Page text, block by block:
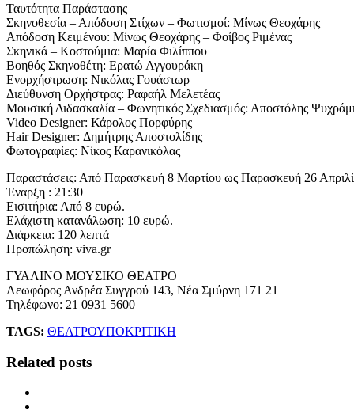
Ταυτότητα Παράστασης
Σκηνοθεσία – Απόδοση Στίχων – Φωτισμοί: Μίνως Θεοχάρης
Απόδοση Κειμένου: Μίνως Θεοχάρης – Φοίβος Ριμένας
Σκηνικά – Κοστούμια: Μαρία Φιλίππου
Βοηθός Σκηνοθέτη: Ερατώ Αγγουράκη
Ενορχήστρωση: Νικόλας Γουάστωρ
Διεύθυνση Ορχήστρας: Ραφαήλ Μελετέας
Μουσική Διδασκαλία – Φωνητικός Σχεδιασμός: Αποστόλης
Video Designer: Κάρολος Πορφύρης
Hair Designer: Δημήτρης Αποστολίδης
Φωτογραφίες: Νίκος Καρανικόλας
Παραστάσεις: Από Παρασκευή 8 Μαρτίου ως Παρασκευή 26
Έναρξη : 21:30
Εισιτήρια: Από 8 ευρώ.
Ελάχιστη κατανάλωση: 10 ευρώ.
Διάρκεια: 120 λεπτά
Προπώληση: viva.gr
ΓΥΑΛΙΝΟ ΜΟΥΣΙΚΟ ΘΕΑΤΡΟ
Λεωφόρος Ανδρέα Συγγρού 143, Νέα Σμύρνη 171 21
Τηλέφωνο: 21 0931 5600
TAGS: ΘΕΑΤΡΟΥΠΟΚΡΙΤΙΚΗ
Related posts